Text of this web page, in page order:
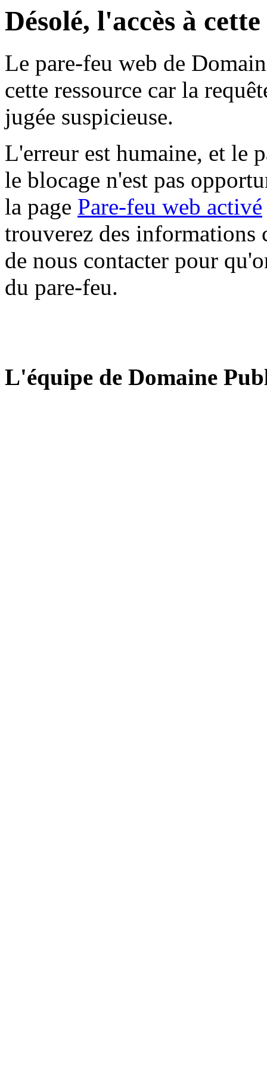
Désolé, l'accès à
Le pare-feu web de
cette ressource car la
jugée suspicieuse.
L'erreur est humaine, et le
le blocage n'est pas
la page Pare-feu web activé
trouverez des informations
de nous contacter pour
du pare-feu.
L'équipe de Domaine